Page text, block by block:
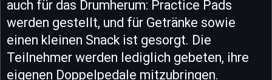
auch für das Drumherum: Practice Pads
werden gestellt, und für Getränke sowie
einen kleinen Snack ist gesorgt. Die
Teilnehmer werden lediglich gebeten, ihre
eigenen Doppelpedale mitzubringen.